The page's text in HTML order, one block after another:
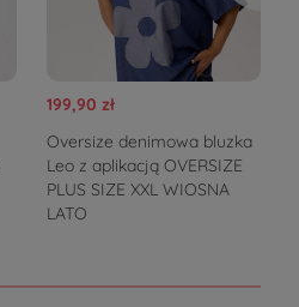
199,90 zł
Oversize denimowa bluzka
Leo z aplikacją OVERSIZE
PLUS SIZE XXL WIOSNA
LATO